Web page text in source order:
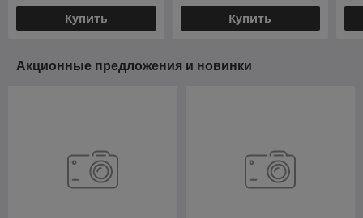
Купить Купить
Акционные предложения и новинки